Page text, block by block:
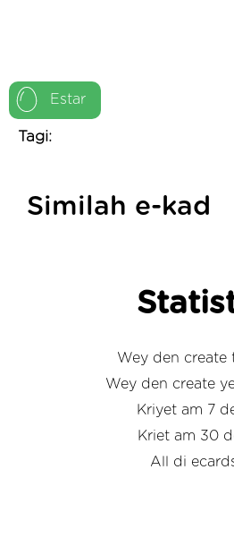
Estar
Tagi:
Similah e-kad
Wey den create
Wey den create
Kriyet am 7
Kriet am 30
All di